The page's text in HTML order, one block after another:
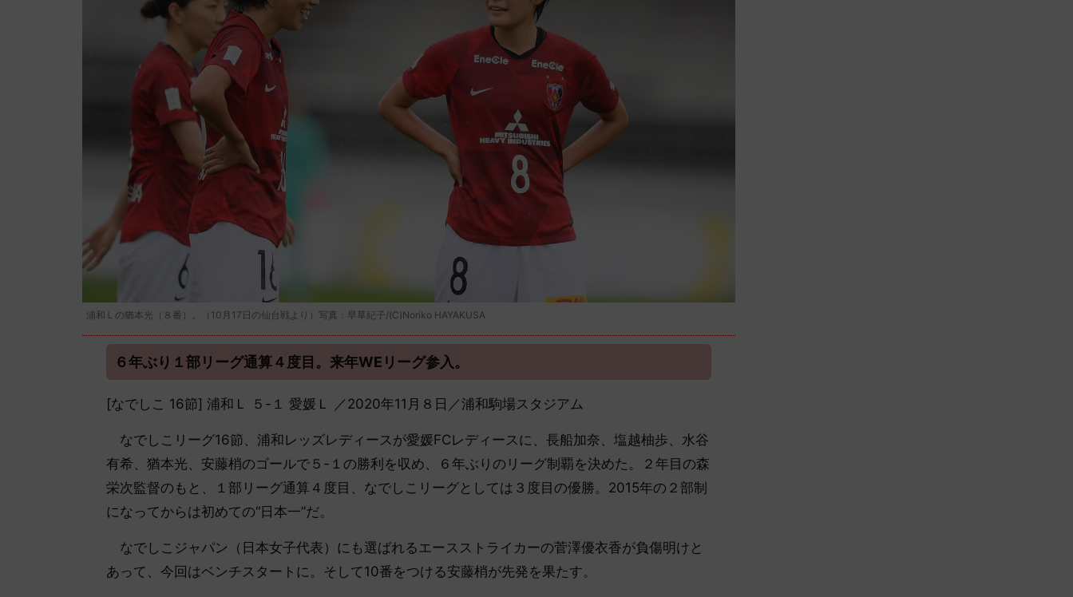
浦和Ｌの猶本光（８番）。（10月17日の仙台戦より）写真：早草紀子/(C)Noriko HAYAKUSA
６年ぶり１部リーグ通算４度目。来年WEリーグ参入。
[なでしこ 16節] 浦和Ｌ ５-１ 愛媛Ｌ ／2020年11月８日／浦和駒場スタジアム
なでしこリーグ16節、浦和レッズレディースが愛媛FCレディースに、長船加奈、塩越柚歩、水谷
有希、猶本光、安藤梢のゴールで５-１の勝利を収め、６年ぶりのリーグ制覇を決めた。２年目の森
栄次監督のもと、１部リーグ通算４度目、なでしこリーグとしては３度目の優勝。2015年の２部制
になってからは初めての“日本一”だ。
なでしこジャパン（日本女子代表）にも選ばれるエースストライカーの菅澤優衣香が負傷明けと
あって、今回はベンチスタートに。そして10番をつける安藤梢が先発を果たす。